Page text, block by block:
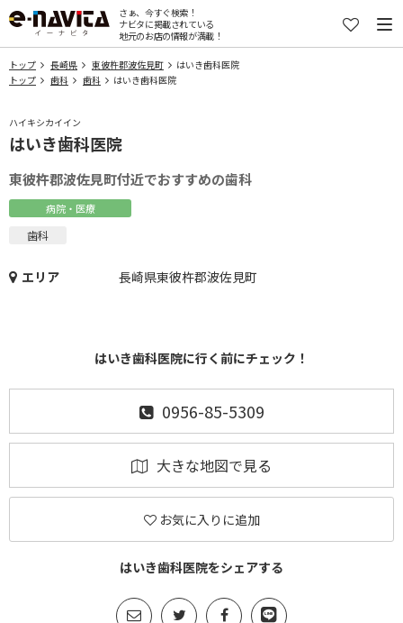
さぁ、今すぐ検索！
ナビタに掲載されている
地元のお店の情報が満載！
トップ 長崎県 東彼杵郡波佐見町
はいき歯科医院
トップ
歯科 歯科 はいき歯科医院
ハイキシカイイン
はいき歯科医院
東彼杵郡波佐見町付近でおすすめの歯科
病院・医療
歯科
エリア 長崎県東彼杵郡波佐見町
はいき歯科医院に行く前にチェック！
0956-85-5309
大きな地図で見る
お気に入りに追加
はいき歯科医院をシェアする